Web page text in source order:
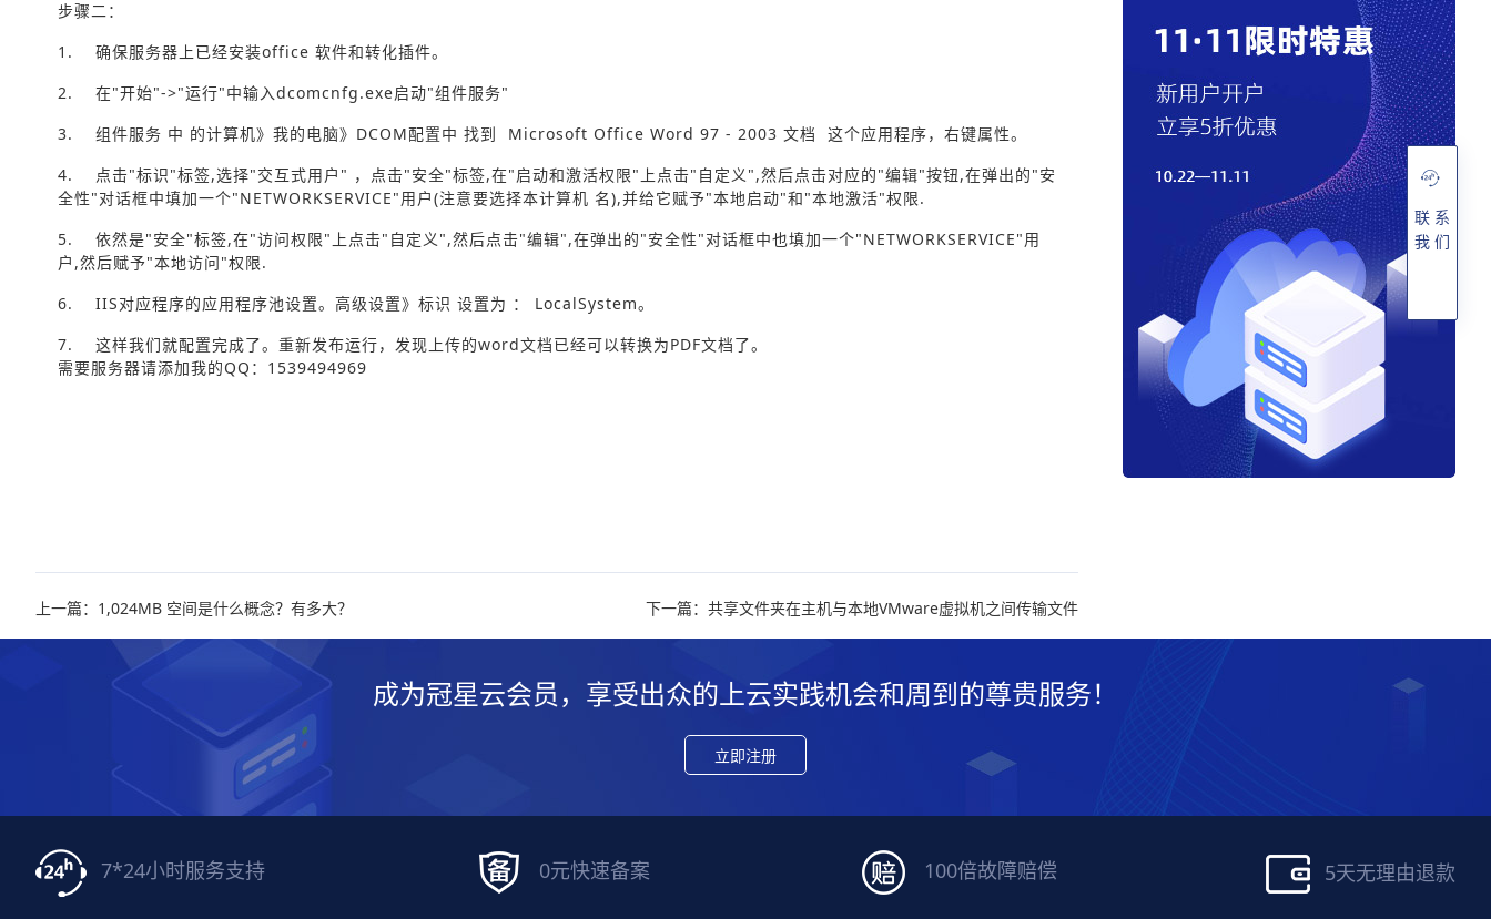
步骤二：
1. 确保服务器上已经安装office 软件和转化插件。
2. 在"开始"->"运行"中输入dcomcnfg.exe启动"组件服务"
3. 组件服务 中 的计算机》我的电脑》DCOM配置中 找到 Microsoft Office Word 97 - 2003 文档 这个应用程序，右键属性。
4. 点击"标识"标签,选择"交互式用户" ，点击"安全"标签,在"启动和激活权限"上点击"自定义",然后点击对应的"编辑"按钮,在弹出的"安
全性"对话框中填加一个"NETWORKSERVICE"用户(注意要选择本计算机 名),并给它赋予"本地启动"和"本地激活"权限.
5. 依然是"安全"标签,在"访问权限"上点击"自定义",然后点击"编辑",在弹出的"安全性"对话框中也填加一个"NETWORKSERVICE"用
户,然后赋予"本地访问"权限.
6. IIS对应程序的应用程序池设置。高级设置》标识 设置为 ： LocalSystem。
7. 这样我们就配置完成了。重新发布运行，发现上传的word文档已经可以转换为PDF文档了。
需要服务器请添加我的QQ：1539494969
上一篇：1,024MB 空间是什么概念？有多大？ 下一篇：共享文件夹在主机与本地VMware虚拟机之间传输文件
成为冠星云会员，享受出众的上云实践机会和周到的尊贵服务！
立即注册
7*24小时服务支持 0元快速备案 100倍故障赔偿 5天无理由退款
联 系
我 们